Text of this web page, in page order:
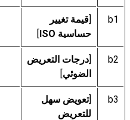
b1
[قيمة تغيير
حساسية ISO
]
b2
[درجات التعريض
الضوئي]
b3
[تعويض سهل
للتعريض